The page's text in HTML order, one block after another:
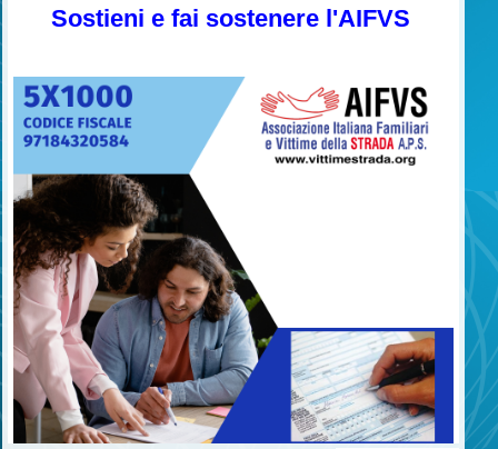
Sostieni e fai sostenere l'AIFVS